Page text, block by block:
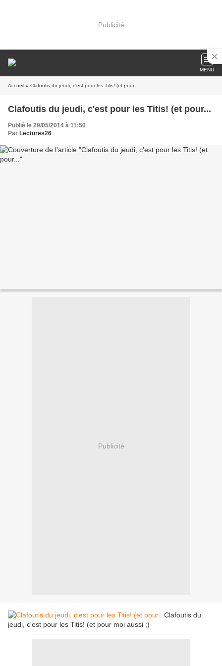
Publicité
MENU
Accueil » Clafoutis du jeudi, c'est pour les Titis! (et pour...
Clafoutis du jeudi, c'est pour les Titis! (et pour...
Publié le 29/05/2014 à 11:50
Par Lectures26
Publicité
Clafoutis du
jeudi, c'est pour les Titis! (et pour moi aussi ;)